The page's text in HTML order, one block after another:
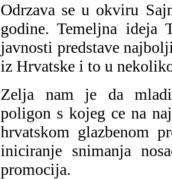
Odrzava se u okviru
godine. Temeljna ideja
javnosti predstave
iz Hrvatske i to u
Zelja nam je da
poligon s kojeg ce na
hrvatskom glazbenom
iniciranje snimanja
promocija.